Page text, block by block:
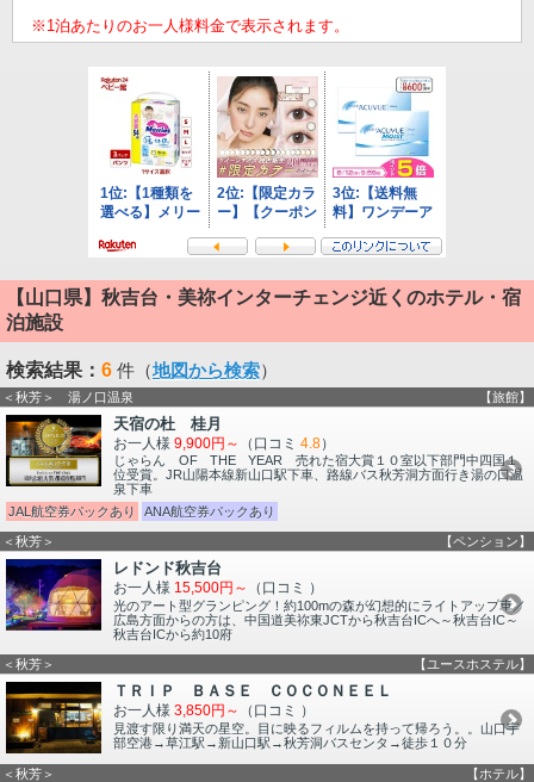
※1泊あたりのお一人様料金で表示されます。
【山口県】秋吉台・美祢インターチェンジ近くのホテル・宿
泊施設
検索結果： 6 件（地図から検索）
＜秋芳＞ 湯ノ口温泉 【旅館】
天宿の杜 桂月
お一人様 9,900円～ （口コミ 4.8）
じゃらん OF THE YEAR 売れた宿大賞１０室以下部門中四国１
位受賞。JR山陽本線新山口駅下車、路線バス秋芳洞方面行き湯の口温
泉下車
JAL航空券パックあり
ANA航空券パックあり
＜秋芳＞ 【ペンション】
レドンド秋吉台
お一人様 15,500円～ （口コミ ）
光のアート型グランピング！約100mの森が幻想的にライトアップ車／
広島方面からの方は、中国道美祢東JCTから秋吉台ICへ～秋吉台IC～
秋吉台ICから約10府
＜秋芳＞ 【ユースホステル】
ＴＲＩＰ ＢＡＳＥ ＣＯＣＯＮＥＥＬ
お一人様 3,850円～ （口コミ ）
見渡す限り満天の星空。目に映るフィルムを持って帰ろう。。山口宇
部空港→草江駅→新山口駅→秋芳洞バスセンタ→徒歩１０分
＜秋芳＞ 【ホテル】